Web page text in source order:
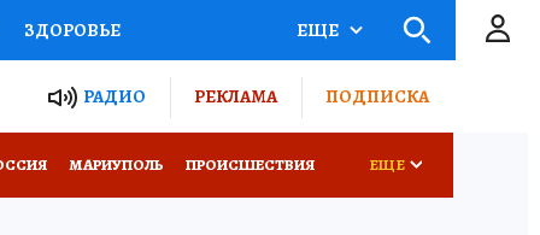
ЗДОРОВЬЕ
РОССИИ
ЕЩЕ
РАДИО РЕКЛАМА ПОДПИСКА
МАРИУПОЛЬ ПРОИСШЕСТВИЯ ЕЩЕ